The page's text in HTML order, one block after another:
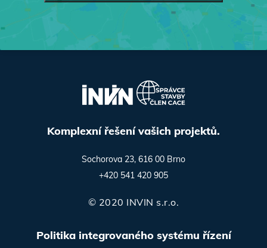
Komplexní řešení vašich projektů.
Sochorova 23, 616 00 Brno
+420 541 420 905
© 2020 INVIN s.r.o.
Politika integrovaného systému řízení